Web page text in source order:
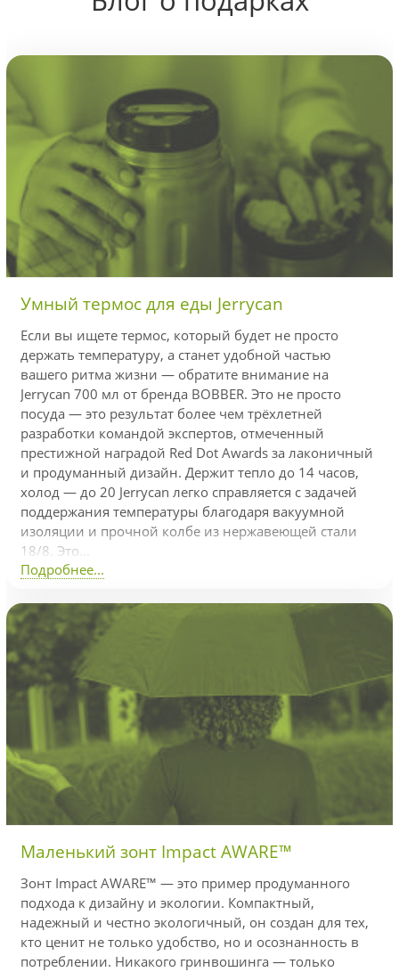
Умный термос для еды Jerrycan
Если вы ищете термос, который будет не просто
держать температуру, а станет удобной частью
вашего ритма жизни — обратите внимание на
Jerrycan 700 мл от бренда BOBBER. Это не просто
посуда — это результат более чем трёхлетней
разработки командой экспертов, отмеченный
престижной наградой Red Dot Awards за лаконичный
и продуманный дизайн. Держит тепло до 14 часов,
холод — до 20 Jerrycan легко справляется с задачей
поддержания температуры благодаря вакуумной
изоляции и прочной колбе из нержавеющей стали
18/8. Это...
Подробнее...
Маленький зонт Impact AWARE™
Зонт Impact AWARE™ — это пример продуманного
подхода к дизайну и экологии. Компактный,
надежный и честно экологичный, он создан для тех,
кто ценит не только удобство, но и осознанность в
потреблении. Никакого гринвошинга — только